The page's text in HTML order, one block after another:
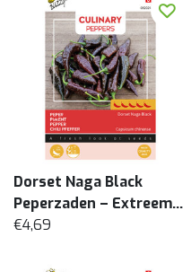
Dorset Naga Black
Peperzaden – Extreem
Hete Chili 5/5
€4,69